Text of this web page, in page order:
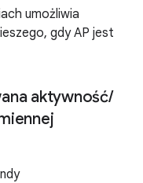
umożliwia
gdy AP jest
aktywność/